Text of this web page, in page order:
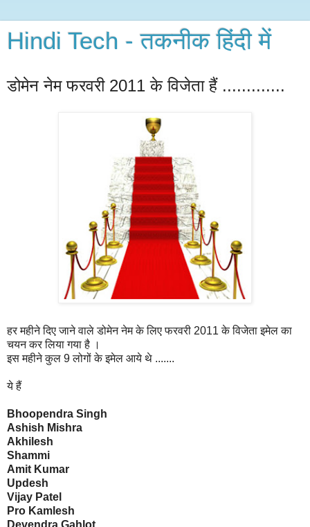
Hindi Tech - तकनीक हिंदी में
डोमेन नेम फरवरी 2011 के विजेता हैं .............
हर महीने दिए जाने वाले डोमेन नेम के लिए फरवरी 2011 के विजेता इमेल का
चयन कर लिया गया है ।
इस महीने कुल 9 लोगों के इमेल आये थे .......
ये हैं
Bhoopendra Singh
Ashish Mishra
Akhilesh
Shammi
Amit Kumar
Updesh
Vijay Patel
Pro Kamlesh
Devendra Gahlot